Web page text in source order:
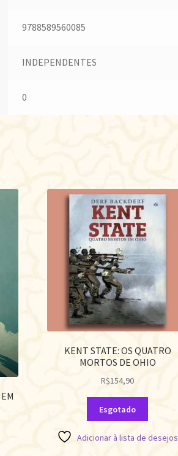
9788589560085
INDEPENDENTES
0
KENT STATE: OS QUATRO
MORTOS DE OHIO
R$154,90
Esgotado
Adicionar à lista de desejos